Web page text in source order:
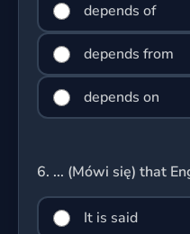
depends of
depends from
depends on
6. ... (Mówi się) that
It is said